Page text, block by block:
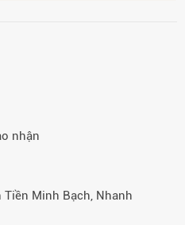
nhận
Tiền Minh Bạch, Nhanh